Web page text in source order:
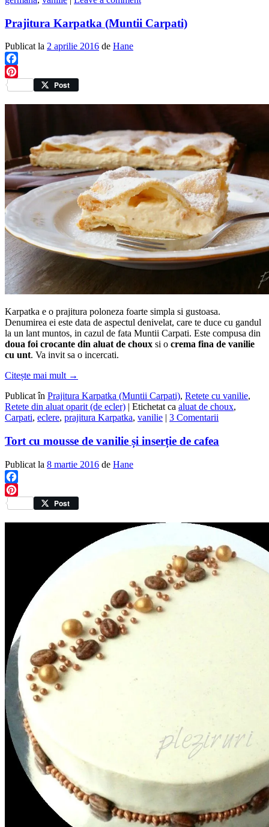
Prajitura Karpatka (Muntii Carpati)
Publicat la 2 aprilie 2016 de Hane
Facebook
Pinterest
Post
Karpatka e o prajitura poloneza foarte simpla si gustoasa.
Denumirea ei este data de aspectul denivelat, care te duce cu gandul
la un lant muntos, in cazul de fata Muntii Carpati. Este compusa din
doua foi crocante din aluat de choux si o crema fina de vanilie
cu unt. Va invit sa o incercati.
Citește mai mult →
Publicat în Prajitura Karpatka (Muntii Carpati), Retete cu vanilie,
Retete din aluat oparit (de ecler) | Etichetat ca aluat de choux,
Carpati, eclere, prajitura Karpatka, vanilie | 3 Comentarii
Tort cu mousse de vanilie și inserție de cafea
Publicat la 8 martie 2016 de Hane
Facebook
Pinterest
Post